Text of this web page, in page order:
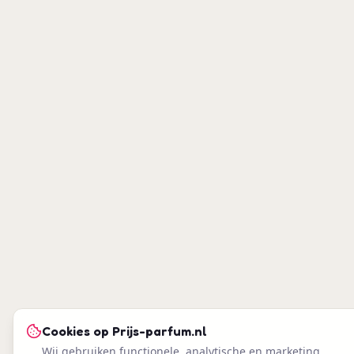
Cookies op Prijs-parfum.nl